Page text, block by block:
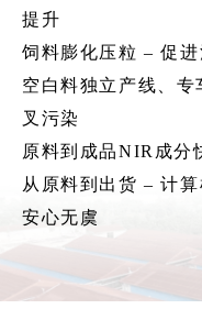
提升
饲料膨化压粒–促
空白料独立产线、专
叉污染
原料到成品NIR 成分
从 原料到出货–计
安心无 虞